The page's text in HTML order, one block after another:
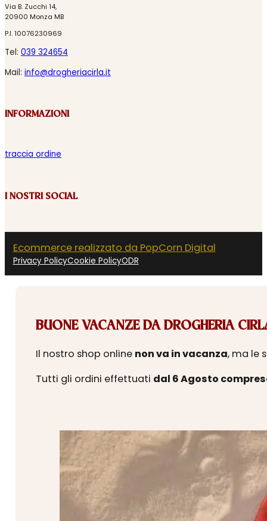
Via B. Zucchi 14,
20900 Monza MB
P.I. 10076230969
Tel: 039 324654
Mail: info@drogheriacirla.it
INFORMAZIONI
traccia ordine
I NOSTRI SOCIAL
Ecommerce realizzato da PopCorn Digital
Privacy PolicyCookie PolicyODR
BUONE VACANZE DA DROGHERIA
Il nostro shop online non va in vacanza, ma le
Tutti gli ordini effettuati dal 6 Agosto